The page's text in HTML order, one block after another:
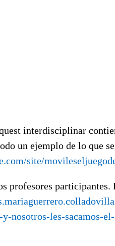
interdisciplinar
un ejemplo de lo que
site/
profesores
nosotros-les-sacamos-